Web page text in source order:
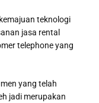
teknologi
jasa rental
telephone yang
yang telah
jadi merupakan